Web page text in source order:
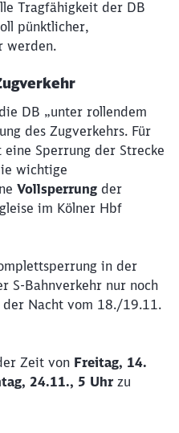
Tragfähigkeit der DB
pünktlicher,
werden.
DB „unter rollendem
des Zugverkehrs. Für
Sperrung der Strecke
wichtige
Vollsperrung der
im Kölner Hbf
in der
S-Bahnverkehr nur noch
Nacht vom 18./19.11.
Zeit von Freitag, 14.
24.11., 5 Uhr zu